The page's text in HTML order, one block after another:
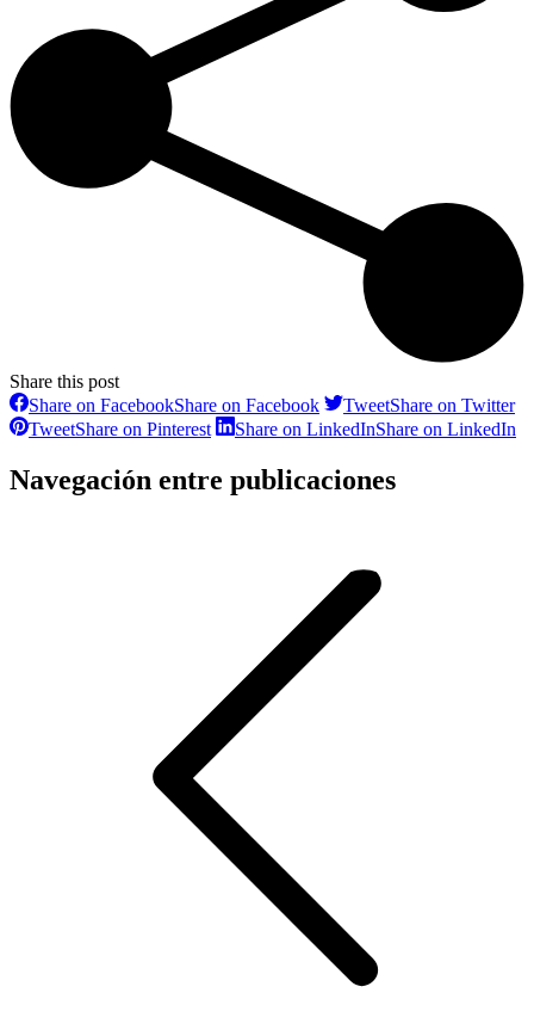
Share this post
Share on FacebookShare on Facebook TweetShare on Twitter
TweetShare on Pinterest Share on LinkedInShare on LinkedIn
Navegación entre publicaciones